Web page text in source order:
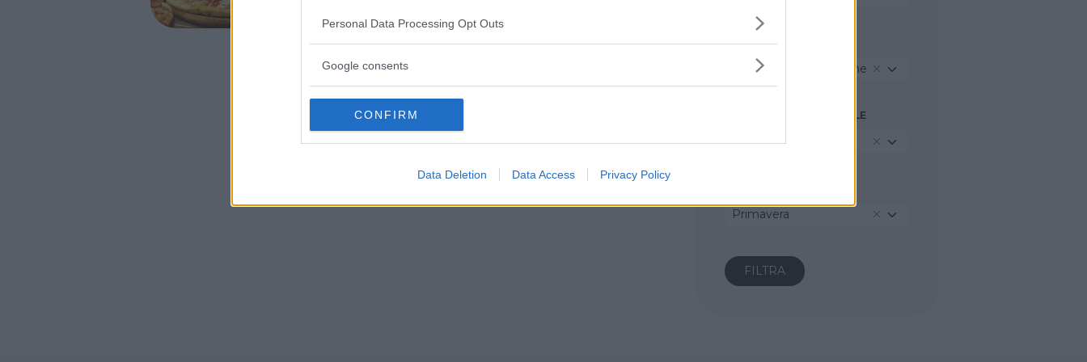
Personal Data Processing Opt Outs
Google consents
CONFIRM
Data Deletion Data Access Privacy Policy
TIPO RICETTA
Torte salate/Pizze/Pane
INGREDIENTE PRINCIPALE
Farina di miglio
Primavera
FARINA DI RISO FARINA DI MIGLIO